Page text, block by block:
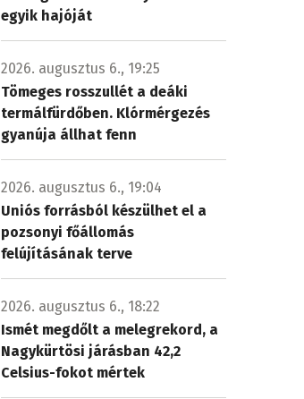
egyik hajóját
2026. augusztus 6., 19:25
Tömeges rosszullét a deáki
termálfürdőben. Klórmérgezés
gyanúja állhat fenn
2026. augusztus 6., 19:04
Uniós forrásból készülhet el a
pozsonyi főállomás
felújításának terve
2026. augusztus 6., 18:22
Ismét megdőlt a melegrekord, a
Nagykürtösi járásban 42,2
Celsius-fokot mértek